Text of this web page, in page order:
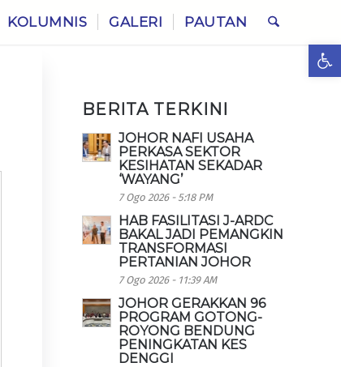
KOLUMNIS GALERI PAUTAN
BERITA TERKINI
JOHOR NAFI USAHA
PERKASA SEKTOR
KESIHATAN SEKADAR
‘WAYANG’
7 Ogo 2026 - 5:18 PM
HAB FASILITASI J-ARDC
BAKAL JADI PEMANGKIN
TRANSFORMASI
PERTANIAN JOHOR
7 Ogo 2026 - 11:39 AM
JOHOR GERAKKAN 96
PROGRAM GOTONG-
ROYONG BENDUNG
PENINGKATAN KES
DENGGI